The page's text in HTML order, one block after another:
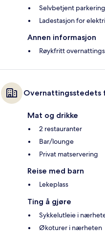
Selvbetjent
Ladestasjon for
Annen informasjon
Røykfritt
Overnattingsstedets
Mat og drikke
2 restauranter
Bar/lounge
Privat matservering
Reise med barn
Lekeplass
Ting å gjøre
Sykkelutleie i
Økoturer i nærheten